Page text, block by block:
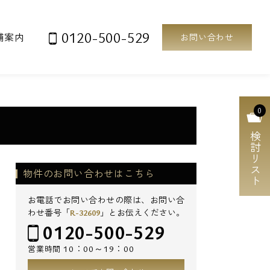
案内 0120-500-529 お問い合わせ
0
検討リスト
物件のお問い合わせはこちら
お電話でお問い合わせの際は、お問い合
わせ番号「R-32609 」とお伝えください。
0120-500-529
営業時間 10：00～19：00